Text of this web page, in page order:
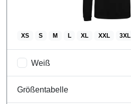
XS S M L XL XXL 3XL
Weiß
Größentabelle